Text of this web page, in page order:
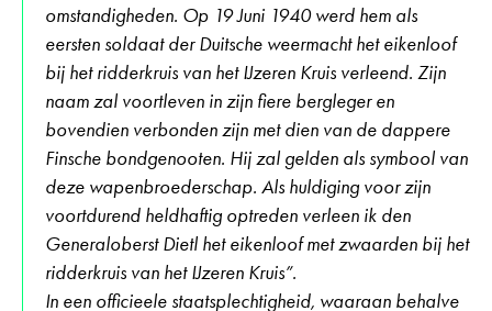
omstandigheden. Op 19 Juni 1940 werd hem als
eersten soldaat der Duitsche weermacht het eikenloof
bij het ridderkruis van het IJzeren Kruis verleend. Zijn
naam zal voortleven in zijn fiere bergleger en
bovendien verbonden zijn met dien van de dappere
Finsche bondgenooten. Hij zal gelden als symbool van
deze wapenbroederschap. Als huldiging voor zijn
voortdurend heldhaftig optreden verleen ik den
Generaloberst Dietl het eikenloof met zwaarden bij het
ridderkruis van het IJzeren Kruis”.
In een officieele staatsplechtigheid, waaraan behalve